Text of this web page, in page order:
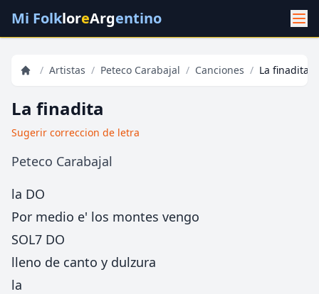
Mi FolkloreArgentino
/ Artistas / Peteco Carabajal / Canciones / La finadita
La finadita
Sugerir correccion de letra
Peteco Carabajal
la DO
Por medio e' los montes vengo
SOL7 DO
lleno de canto y dulzura
la